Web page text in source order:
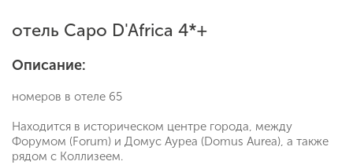
отель Capo D'Africa 4*+
Описание:
номеров в отеле 65
Находится в историческом центре города, между
Форумом (Forum) и Домус Ауреа (Domus Aurea), а также
рядом с Коллизеем.